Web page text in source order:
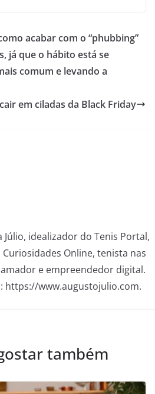
acabar com o “phubbing”
já que o hábito está se
comum e levando a
em ciladas da Black Friday
Júlio, idealizador do Tenis Portal,
Online, tenista nas
e empreendedor digital.
https://www.augustojulio.com.
também